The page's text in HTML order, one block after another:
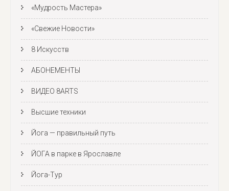
«Мудрость Мастера»
«Свежие Новости»
8 Искусств
АБОНЕМЕНТЫ
ВИДЕО 8ARTS
Высшие техники
Йога — правильный путь
ЙОГА в парке в Ярославле
Йога-Тур